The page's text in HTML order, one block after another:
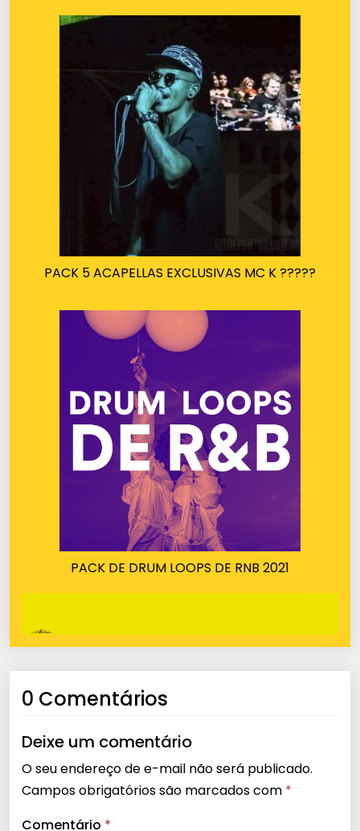
PACK 5 ACAPELLAS EXCLUSIVAS MC K ?????
PACK DE DRUM LOOPS DE RNB 2021
0 Comentários
Deixe um comentário
O seu endereço de e-mail não será publicado.
Campos obrigatórios são marcados com *
Comentário *